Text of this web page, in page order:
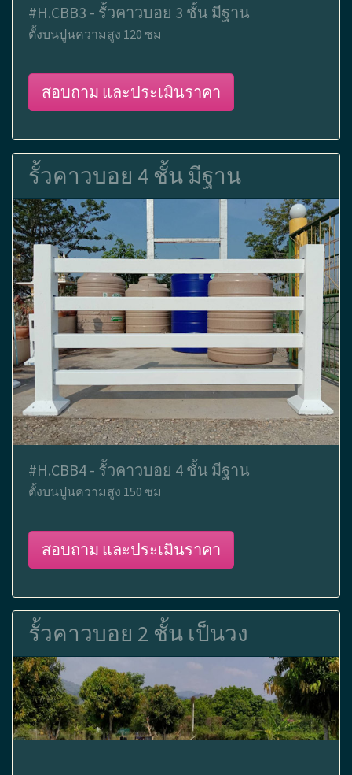
#H.CBB3 - รั้วคาวบอย 3 ชั้น มีฐาน
ตั้งบนปูนความสูง 120 ซม
สอบถาม และประเมินราคา
รั้วคาวบอย 4 ชั้น มีฐาน
#H.CBB4 - รั้วคาวบอย 4 ชั้น มีฐาน
ตั้งบนปูนความสูง 150 ซม
สอบถาม และประเมินราคา
รั้วคาวบอย 2 ชั้น เป็นวง